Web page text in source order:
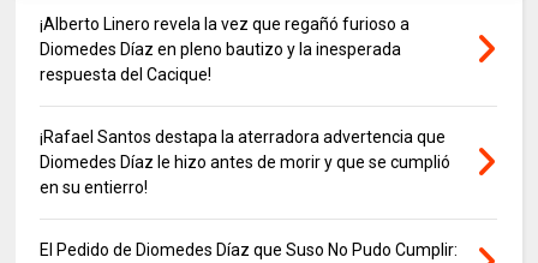
¡Alberto Linero revela la vez que regañó furioso a
Diomedes Díaz en pleno bautizo y la inesperada
respuesta del Cacique!
¡Rafael Santos destapa la aterradora advertencia que
Diomedes Díaz le hizo antes de morir y que se cumplió
en su entierro!
El Pedido de Diomedes Díaz que Suso No Pudo Cumplir: